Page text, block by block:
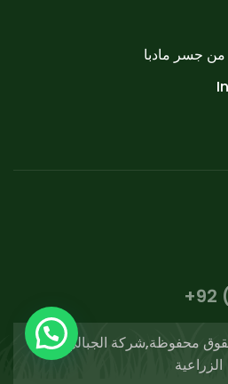
من جسر مادبا
+92
محفوظة,شركة الجبالي
الزراعية